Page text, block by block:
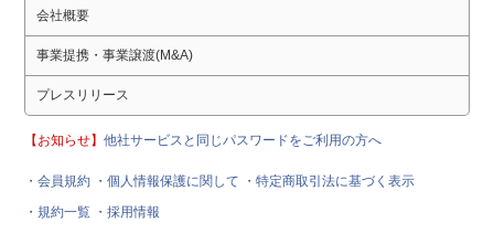
会社概要
事業提携・事業譲渡(M&A)
プレスリリース
【お知らせ】他社サービスと同じパスワードをご利用の方へ
・会員規約 ・個人情報保護に関して
・特定商取引法に基づく表示
・規約一覧 ・採用情報